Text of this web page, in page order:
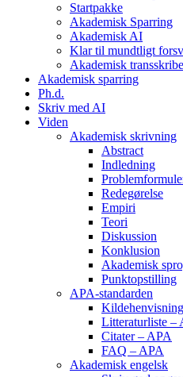
Startpakke
Akademisk Sparring
Akademisk AI
Klar til mundtligt
Akademisk
Akademisk sparring
Ph.d.
Skriv med AI
Viden
Akademisk skrivning
Abstract
Indledning
Redegørelse
Empiri
Teori
Diskussion
Konklusion
Akademisk
Punktopstilling
APA-standarden
Litteraturliste –
Citater – APA
FAQ – APA
Akademisk engelsk